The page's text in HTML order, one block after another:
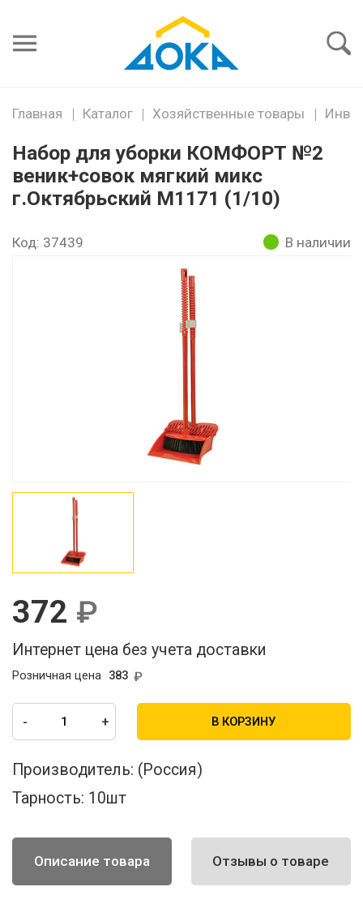
пароль
Главная Каталог Хозяйственные товары
Набор для уборки КОМФОРТ №2
веник+совок мягкий микс
г.Октябрьский М1171 (1/10)
Код: 37439 В наличии
372
Интернет цена без учета доставки
383
Розничная цена
- + В КОРЗИНУ
Производитель: (Россия)
Тарность: 10шт
Описание товара Отзывы о товаре